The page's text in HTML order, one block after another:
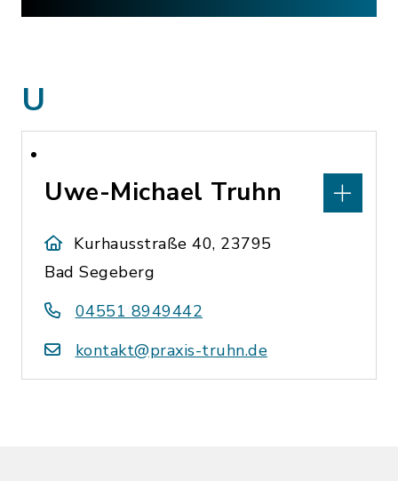
U
Uwe-Michael Truhn
Kurhausstraße 40, 23795
Bad Segeberg
04551 8949442
kontakt@praxis-truhn.de